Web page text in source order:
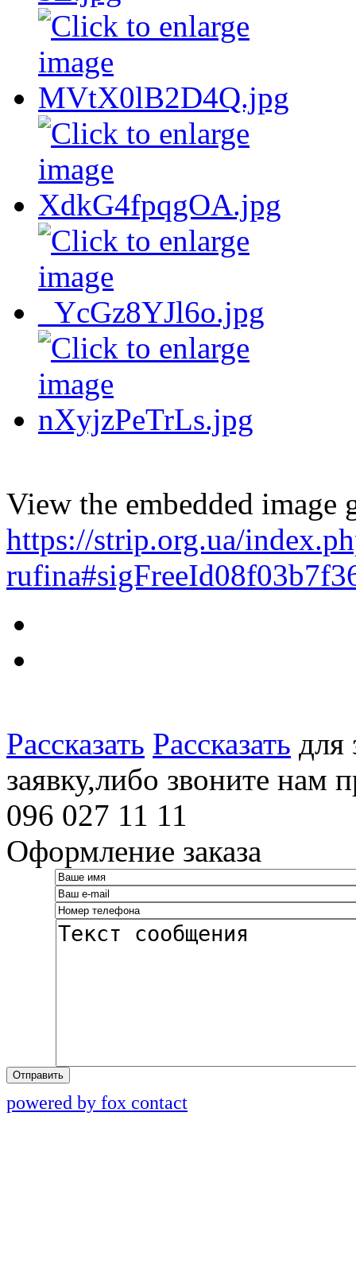
View the embedded image
https://strip.org.ua/
Рассказать Рассказать для
заявку,либо звоните нам
096 027 11 11
Оформление заказа
Отправить
powered by fox contact